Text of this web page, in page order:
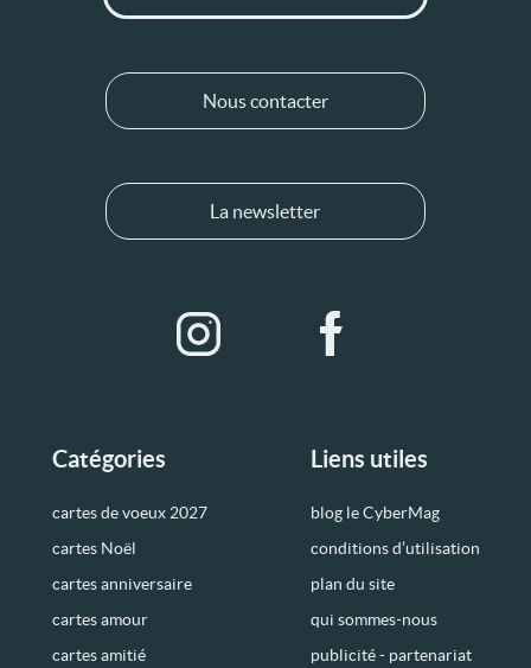
Catégories
cartes de voeux 2027
cartes Noël
cartes anniversaire
cartes amour
cartes amitié
Liens utiles
blog le CyberMag
conditions d’utilisation
plan du site
qui sommes-nous
publicité - partenariat
Nous contacter
La newsletter